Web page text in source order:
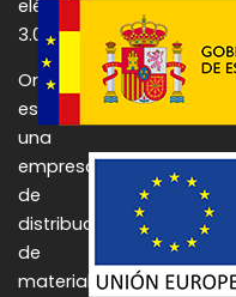
eléctrico
3.0.
Onulec
es
una
empresa
de
distribución
de
material